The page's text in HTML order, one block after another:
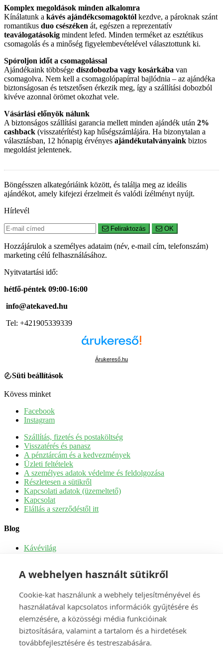
A webhelyen használt sütikről
Cookie-kat használunk a webhely teljesítményével és
használatával kapcsolatos információk gyűjtésére és
elemzésére, a közösségi média funkcióinak
biztosítására, valamint a tartalom és a hirdetések
továbbfejlesztésére és testreszabására.
Komplex megoldások minden alkalomra
Kínálatunk a kávés ajándékcsomagoktól kezdve, a pároknak szánt
romantikus duo csészéken át, egészen a reprezentatív
teaválogatásokig mindent lefed. Minden terméket az esztétikus
csomagolás és a minőség figyelembevételével választottunk ki.
Spóroljon időt a csomagolással
Ajándékaink többsége díszdobozba vagy kosárkába van
csomagolva. Nem kell a csomagolópapírral bajlódnia – az ajándéka
biztonságosan és tetszetősen érkezik meg, így a szállítási dobozból
kivéve azonnal örömet okozhat vele.
Vásárlási előnyök nálunk
A biztonságos szállítási garancia mellett minden ajándék után 2%
cashback (visszatérítést) kap hűségszámlájára. Ha bizonytalan a
választásban, 12 hónapig érvényes ajándékutalványaink biztos
megoldást jelentenek.
Böngésszen alkategóriáink között, és találja meg az ideális
ajándékot, amely kifejezi érzelmeit és valódi ízélményt nyújt.
Hírlevél
Feliraktozás OK
Hozzájárulok a személyes adataim (név, e-mail cím, telefonszám)
marketing célú felhasználásához.
Nyitvatartási idő:
hétfő-péntek 09:00-16:00
info@atekaved.hu
Tel: +421905339339
Árukereső.hu
Süti beállítások
Kövess minket
Facebook
Instagram
Szállítás, fizetés és postaköltség
Visszatérés és panasz
A pénztárcám és a kedvezmények
Üzleti feltételek
A személyes adatok védelme és feldolgozása
Részletesen a sütikről
Kapcsolati adatok (üzemeltető)
Kapcsolat
Elállás a szerződéstől itt
Blog
Kávévilág
Tea
Kávégépek szervizelése
Címek
GDPR – Jogaim
Vásárlási előzmények